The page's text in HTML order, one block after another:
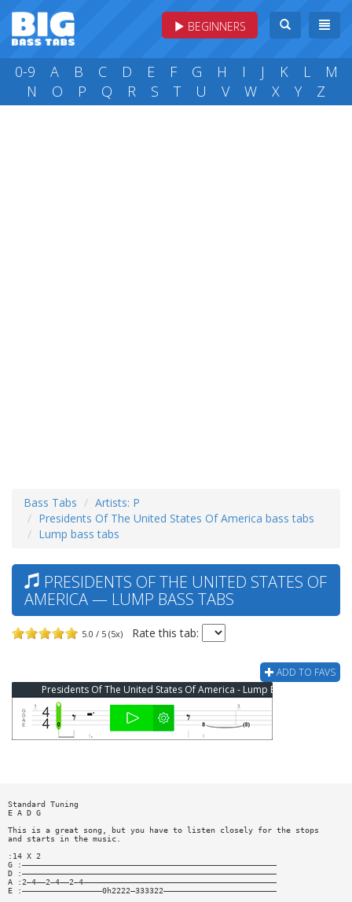
BEGINNERS
0-9 A B C D E F G H I J K L
M
N
O P Q R S T U V W X Y Z
Bass Tabs
Artists: P
Presidents Of The United States Of America bass tabs
Lump bass tabs
PRESIDENTS OF THE UNITED STATES OF
AMERICA — LUMP BASS TABS
5.0 / 5 (5x) Rate this tab:
ADD TO FAVS
Presidents Of The United States Of America - Lump Bass Tab
Standard Tuning
E A D G
This is a great song, but you have to listen closely for the stops
and starts in the music.
:14 X 2
G :——————————————————————————————————————————————————————
D :——————————————————————————————————————————————————————
A :2—4——2—4——2—4—————————————————————————————————————————
E :—————————————————0h2222—333322————————————————————————